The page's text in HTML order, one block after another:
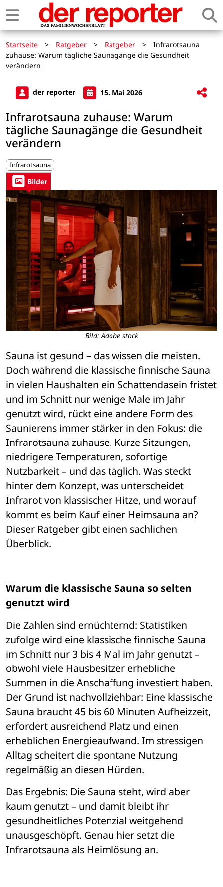
Startseite > Ratgeber > Ratgeber >
Infrarotsauna
zuhause: Warum tägliche Saunagänge die Gesundheit
verändern
der reporter 15. Mai 2026
Infrarotsauna zuhause: Warum
tägliche Saunagänge die Gesundheit
verändern
Infrarotsauna
Bilder
Bild: Adobe stock
Sauna ist gesund – das wissen die meisten.
Doch während die klassische finnische Sauna
in vielen Haushalten ein Schattendasein fristet
und im Schnitt nur wenige Male im Jahr
genutzt wird, rückt eine andere Form des
Saunierens immer stärker in den Fokus: die
Infrarotsauna zuhause. Kurze Sitzungen,
niedrigere Temperaturen, sofortige
Nutzbarkeit – und das täglich. Was steckt
hinter dem Konzept, was unterscheidet
Infrarot von klassischer Hitze, und worauf
kommt es beim Kauf einer Heimsauna an?
Dieser Ratgeber gibt einen sachlichen
Überblick.
Warum die klassische Sauna so selten
genutzt wird
Die Zahlen sind ernüchternd: Statistiken
zufolge wird eine klassische finnische Sauna
im Schnitt nur 3 bis 4 Mal im Jahr genutzt
obwohl viele Hausbesitzer erhebliche
Summen in die Anschaffung investiert haben.
Der Grund ist nachvollziehbar: Eine klassische
Sauna braucht 45 bis 60 Minuten Aufheizzeit,
erfordert ausreichend Platz und einen
erheblichen Energieaufwand. Im stressigen
Alltag scheitert die spontane Nutzung
regelmäßig an diesen Hürden.
Das Ergebnis: Die Sauna steht, wird aber
kaum genutzt – und damit bleibt ihr
gesundheitliches Potenzial weitgehend
unausgeschöpft. Genau hier setzt die
Infrarotsauna als Heimlösung an.